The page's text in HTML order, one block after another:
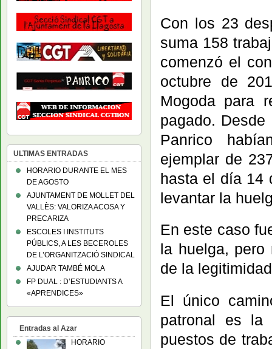
Con los 23
suma 158
comenzó el
octubre de
Mogoda para
pagado.
Panrico
ejemplar de
hasta el día 14
levantar la
En este caso
la huelga, pero
de la
El único
patronal es la
puestos de
ULTIMAS ENTRADAS
HORARIO DURANTE EL MES
DE AGOSTO
AJUNTAMENT DE MOLLET DEL
VALLÈS: VALORIZA ACOSA Y
PRECARIZA
ESCOLES I INSTITUTS
PÚBLICS, A LES BECEROLES
DE L’ORGANITZACIÓ SINDICAL
AJUDAR TAMBÉ MOLA
FP DUAL : D’ESTUDIANTS A
«APRENDICES»
Entradas al Azar
HORARIO